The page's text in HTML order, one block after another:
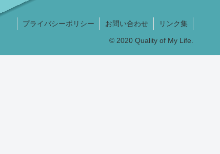
プライバシーポリシー お問い合わせ リンク集
© 2020 Quality of My Life.